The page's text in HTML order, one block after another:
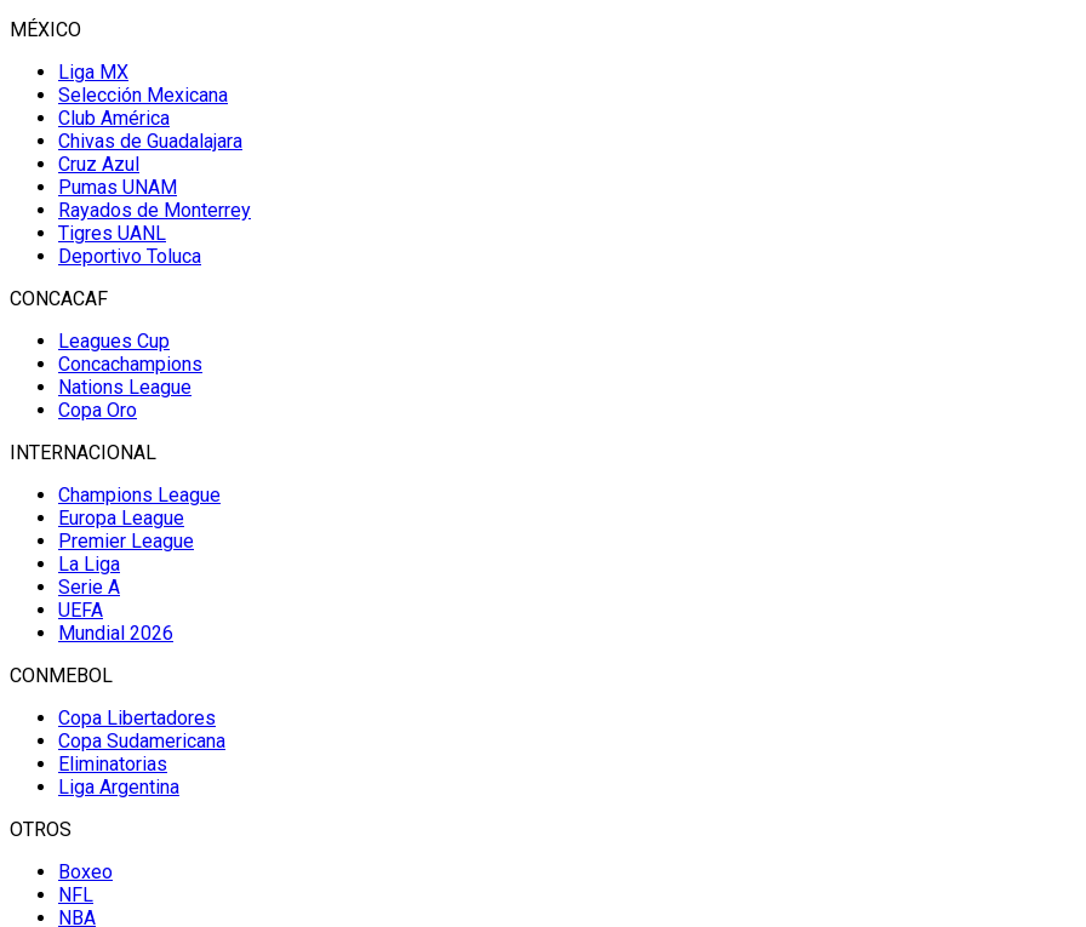
MÉXICO
Liga MX
Selección Mexicana
Club América
Chivas de Guadalajara
Cruz Azul
Pumas UNAM
Rayados de Monterrey
Tigres UANL
Deportivo Toluca
CONCACAF
Leagues Cup
Concachampions
Nations League
Copa Oro
INTERNACIONAL
Champions League
Europa League
Premier League
La Liga
Serie A
UEFA
Mundial 2026
CONMEBOL
Copa Libertadores
Copa Sudamericana
Eliminatorias
Liga Argentina
OTROS
Boxeo
NFL
NBA